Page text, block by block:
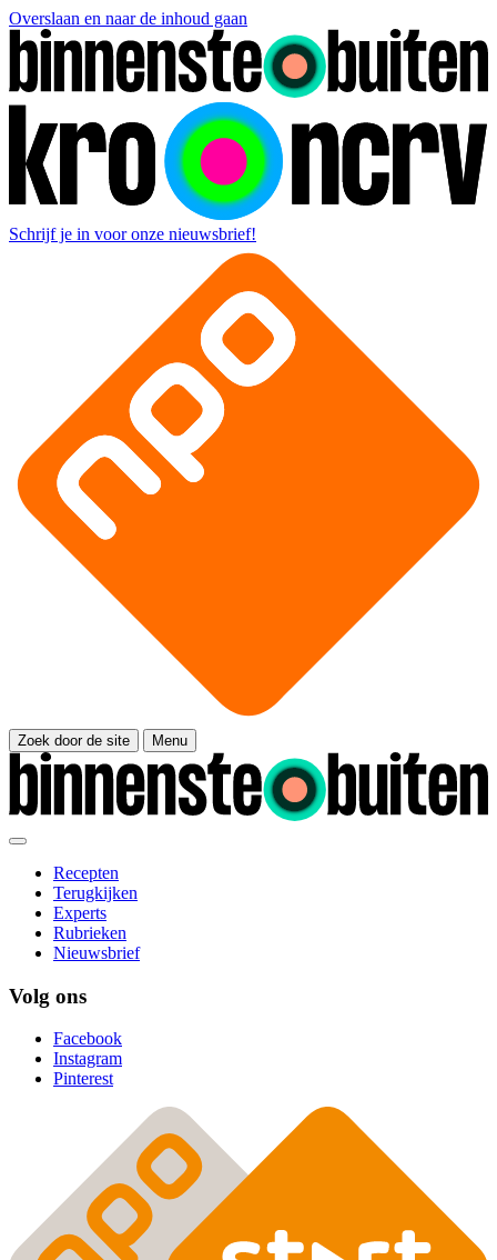
Overslaan en naar de inhoud gaan
Schrijf je in voor onze nieuwsbrief!
Zoek door de site Menu
Recepten
Terugkijken
Experts
Rubrieken
Nieuwsbrief
Volg ons
Facebook
Instagram
Pinterest